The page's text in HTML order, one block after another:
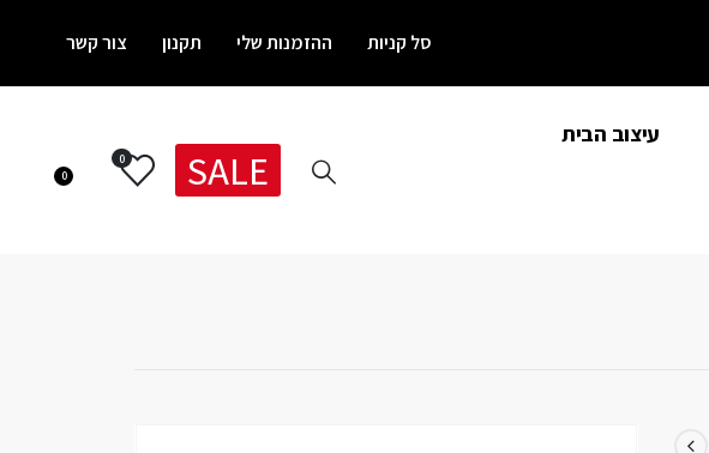
סל קניות ההזמנות שלי תקנון צור קשר
עיצוב הבית
SALE
0
0